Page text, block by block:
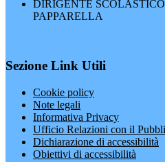
DIRIGENTE
PAPPARELLA
Sezione Link Utili
Cookie policy
Note legali
Informativa Privacy
Ufficio Relazioni con il
Dichiarazione di accessibilità
Obiettivi di accessibilità